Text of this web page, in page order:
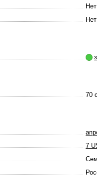
Нет
Нет
70
7